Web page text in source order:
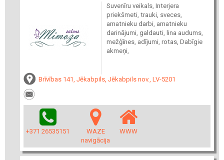
Suvenīru veikals, Interjera
priekšmeti, trauki, sveces,
amatnieku darbi, amatnieku
darinājumi, galdauti, lina audums,
mežģīnes, adījumi, rotas, Dabīgie
akmeņi,
Brīvības 141, Jēkabpils, Jēkabpils nov., LV-5201
+371 26535151
WAZE
navigācija
WWW